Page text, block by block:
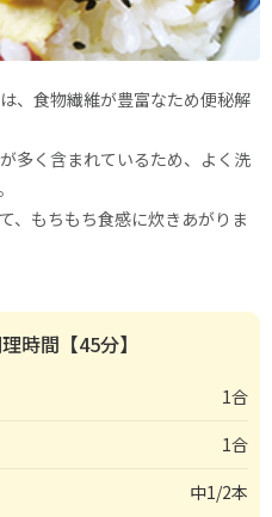
、食物繊維が豊富なため便秘解
多く含まれているため、よく洗
、もちもち食感に炊きあがりま
時間【45分】
1合
1合
中1/2本